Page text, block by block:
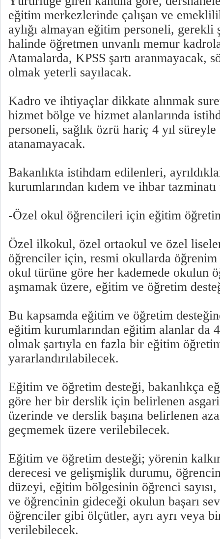
eğitim merkezlerinde çalışan ve
aylığı almayan eğitim personeli, gerekli
halinde öğretmen unvanlı memur
Atamalarda, KPSS şartı aranmayacak,
olmak yeterli sayılacak.
Kadro ve ihtiyaçlar dikkate alınmak
hizmet bölge ve hizmet alanlarında
personeli, sağlık özrü hariç 4 yıl
atanamayacak.
Bakanlıkta istihdam edilenleri,
kurumlarından kıdem ve ihbar
-Özel okul öğrencileri için eğitim
Özel ilkokul, özel ortaokul ve özel
öğrenciler için, resmi okullarda
okul türüne göre her kademede okulun
aşmamak üzere, eğitim ve öğretim
Bu kapsamda eğitim ve öğretim
eğitim kurumlarından eğitim alanlar da
olmak şartıyla en fazla bir eğitim
yararlandırılabilecek.
Eğitim ve öğretim desteği, bakanlıkça
göre her bir derslik için belirlenen asgari
üzerinde ve derslik başına belirlenen
geçmemek üzere verilebilecek.
Eğitim ve öğretim desteği; yörenin
derecesi ve gelişmişlik durumu,
düzeyi, eğitim bölgesinin öğrenci
ve öğrencinin gideceği okulun başarı
öğrenciler gibi ölçütler, ayrı ayrı veya
verilebilecek.